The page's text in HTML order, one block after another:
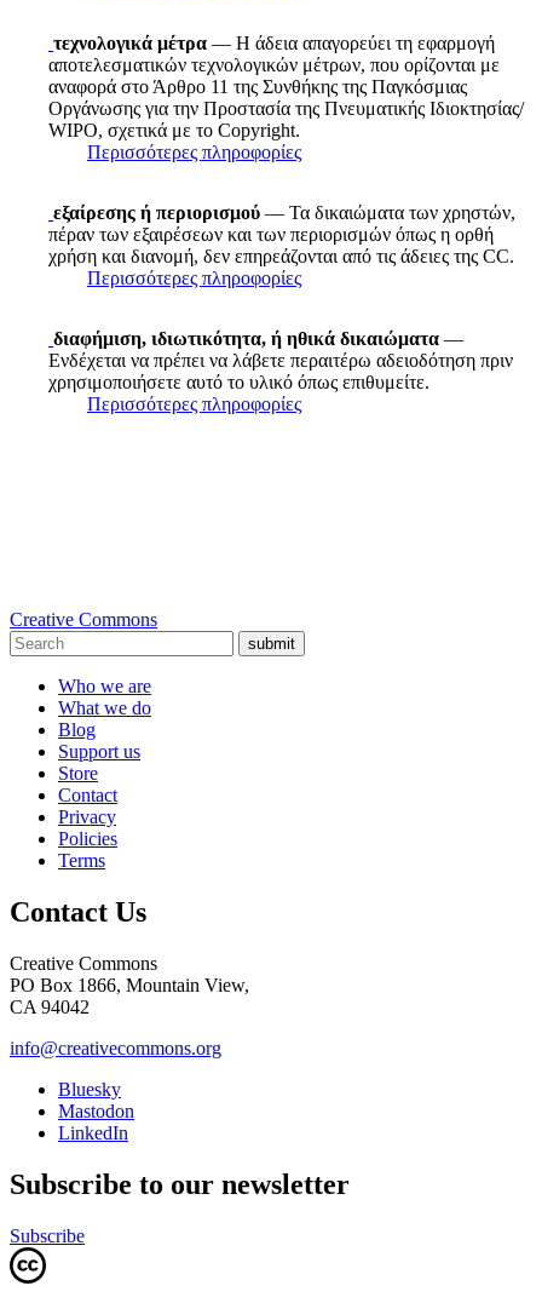
τεχνολογικά μέτρα — Η άδεια απαγορεύει τη εφαρμογή
αποτελεσματικών τεχνολογικών μέτρων, που ορίζονται με
αναφορά στο Άρθρο 11 της Συνθήκης της Παγκόσμιας
Οργάνωσης για την Προστασία της Πνευματικής Ιδιοκτησίας/
WIPO, σχετικά με το Copyright.
Περισσότερες πληροφορίες
εξαίρεσης ή περιορισμού — Τα δικαιώματα των χρηστών,
πέραν των εξαιρέσεων και των περιορισμών όπως η ορθή
χρήση και διανομή, δεν επηρεάζονται από τις άδειες της CC.
Περισσότερες πληροφορίες
διαφήμιση, ιδιωτικότητα, ή ηθικά δικαιώματα —
Ενδέχεται να πρέπει να λάβετε περαιτέρω αδειοδότηση πριν
χρησιμοποιήσετε αυτό το υλικό όπως επιθυμείτε.
Περισσότερες πληροφορίες
Creative Commons
submit
Who we are
What we do
Blog
Support us
Store
Contact
Privacy
Policies
Terms
Contact Us
Creative Commons
PO Box 1866, Mountain View,
CA 94042
info@creativecommons.org
Bluesky
Mastodon
LinkedIn
Subscribe to our newsletter
Subscribe